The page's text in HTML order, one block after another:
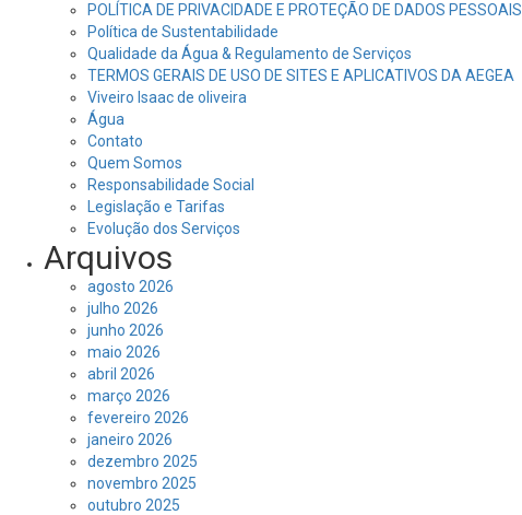
POLÍTICA DE PRIVACIDADE E PROTEÇÃO DE DADOS PESSOAIS
Política de Sustentabilidade
Qualidade da Água & Regulamento de Serviços
TERMOS GERAIS DE USO DE SITES E APLICATIVOS DA AEGEA
Viveiro Isaac de oliveira
Água
Contato
Quem Somos
Responsabilidade Social
Legislação e Tarifas
Evolução dos Serviços
Arquivos
agosto 2026
julho 2026
junho 2026
maio 2026
abril 2026
março 2026
fevereiro 2026
janeiro 2026
dezembro 2025
novembro 2025
outubro 2025